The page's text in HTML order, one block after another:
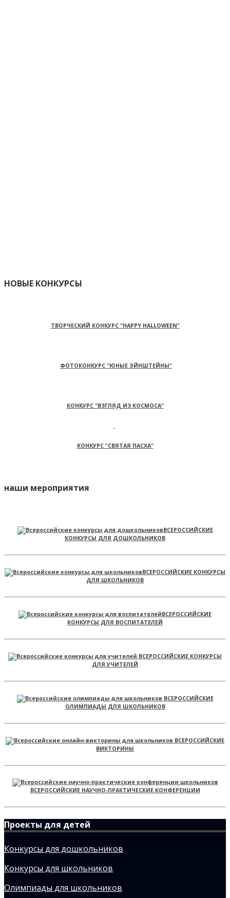
НОВЫЕ КОНКУРСЫ
ТВОРЧЕСКИЙ КОНКУРС "HAPPY HALLOWEEN"
ФОТОКОНКУРС "ЮНЫЕ ЭЙНШТЕЙНЫ"
КОНКУРС "ВЗГЛЯД ИЗ КОСМОСА"
КОНКУРС "СВЯТАЯ ПАСХА"
наши мероприятия
ВСЕРОССИЙСКИЕ
КОНКУРСЫ ДЛЯ ДОШКОЛЬНИКОВ
ВСЕРОССИЙСКИЕ КОНКУРСЫ
ДЛЯ ШКОЛЬНИКОВ
ВСЕРОССИЙСКИЕ
КОНКУРСЫ ДЛЯ ВОСПИТАТЕЛЕЙ
ВСЕРОССИЙСКИЕ КОНКУРСЫ
ДЛЯ УЧИТЕЛЕЙ
ВСЕРОССИЙСКИЕ
ОЛИМПИАДЫ ДЛЯ ШКОЛЬНИКОВ
ВСЕРОССИЙСКИЕ
ВИКТОРИНЫ
ВСЕРОССИЙСКИЕ НАУЧНО-ПРАКТИЧЕСКИЕ КОНФЕРЕНЦИИ
Проекты для детей
Конкурсы для дошкольников
Конкурсы для школьников
Олимпиады для школьников